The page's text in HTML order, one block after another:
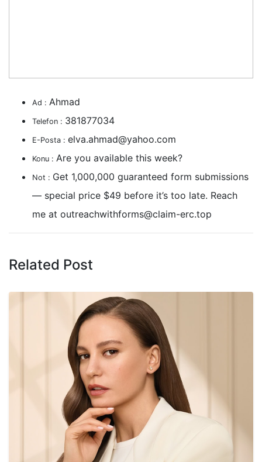
Ad : Ahmad
Telefon : 381877034
E-Posta : elva.ahmad@yahoo.com
Konu : Are you available this week?
Not : Get 1,000,000 guaranteed form submissions
— special price $49 before it’s too late. Reach
me at outreachwithforms@claim-erc.top
Related Post